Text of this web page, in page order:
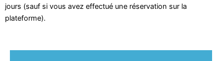
jours (sauf si vous avez effectué une réservation sur la
plateforme).